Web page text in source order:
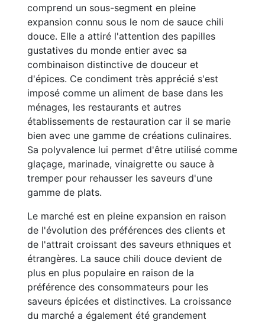
comprend un sous-segment en pleine
expansion connu sous le nom de sauce chili
douce. Elle a attiré l'attention des papilles
gustatives du monde entier avec sa
combinaison distinctive de douceur et
d'épices. Ce condiment très apprécié s'est
imposé comme un aliment de base dans les
ménages, les restaurants et autres
établissements de restauration car il se marie
bien avec une gamme de créations culinaires.
Sa polyvalence lui permet d'être utilisé comme
glaçage, marinade, vinaigrette ou sauce à
tremper pour rehausser les saveurs d'une
gamme de plats.
Le marché est en pleine expansion en raison
de l'évolution des préférences des clients et
de l'attrait croissant des saveurs ethniques et
étrangères. La sauce chili douce devient de
plus en plus populaire en raison de la
préférence des consommateurs pour les
saveurs épicées et distinctives. La croissance
du marché a également été grandement